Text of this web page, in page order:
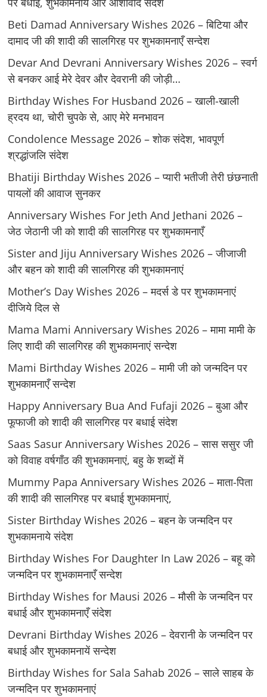
Beti Damad Anniversary Wishes 2026 – बिटिया और
दामाद जी की शादी की सालगिरह पर शुभकामनाएँ सन्देश
Devar And Devrani Anniversary Wishes 2026 – स्वर्ग
से बनकर आई मेरे देवर और देवरानी की जोड़ी…
Birthday Wishes For Husband 2026 – खाली-खाली
ह्रदय था, चोरी चुपके से, आए मेरे मनभावन
Condolence Message 2026 – शोक संदेश, भावपूर्ण
श्रद्धांजलि संदेश
Bhatiji Birthday Wishes 2026 – प्यारी भतीजी तेरी छंछनाती
पायलों की आवाज सुनकर
Anniversary Wishes For Jeth And Jethani 2026 –
जेठ जेठानी जी को शादी की सालगिरह पर शुभकामनाएँ
Sister and Jiju Anniversary Wishes 2026 – जीजाजी
और बहन को शादी की सालगिरह की शुभकामनाएं
Mother’s Day Wishes 2026 – मदर्स डे पर शुभकामनाएं
दीजिये दिल से
Mama Mami Anniversary Wishes 2026 – मामा मामी के
लिए शादी की सालगिरह की शुभकामनाएं सन्देश
Mami Birthday Wishes 2026 – मामी जी को जन्मदिन पर
शुभकामनाएँ सन्देश
Happy Anniversary Bua And Fufaji 2026 – बुआ और
फूफाजी को शादी की सालगिरह पर बधाई संदेश
Saas Sasur Anniversary Wishes 2026 – सास ससुर जी
को विवाह वर्षगाँठ की शुभकामनाएं, बहु के शब्दों में
Mummy Papa Anniversary Wishes 2026 – माता-पिता
की शादी की सालगिरह पर बधाई शुभकामनाएं,
Sister Birthday Wishes 2026 – बहन के जन्मदिन पर
शुभकामनाये संदेश
Birthday Wishes For Daughter In Law 2026 – बहू को
जन्मदिन पर शुभकामनाएँ सन्देश
Birthday Wishes for Mausi 2026 – मौसी के जन्मदिन पर
बधाई और शुभकामनाएँ संदेश
Devrani Birthday Wishes 2026 – देवरानी के जन्मदिन पर
बधाई और शुभकामनायें सन्देश
Birthday Wishes for Sala Sahab 2026 – साले साहब के
जन्मदिन पर शुभकामनाएं